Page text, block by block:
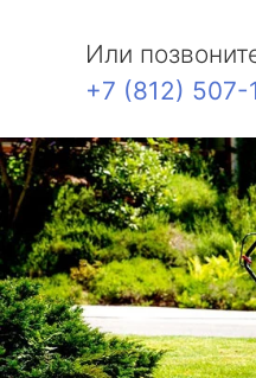
Или
+7 (812) 507-